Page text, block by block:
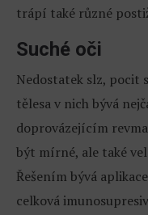
trápí také různé
Suché oči
Nedostatek slz, pocit
tělesa v nich bývá
doprovázejícím
být mírné, ale také
Řešením bývá
celková